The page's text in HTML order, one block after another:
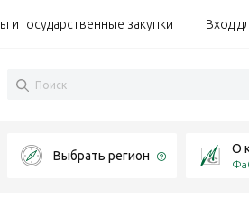
и государственные закупки Вход
Выбрать регион
О